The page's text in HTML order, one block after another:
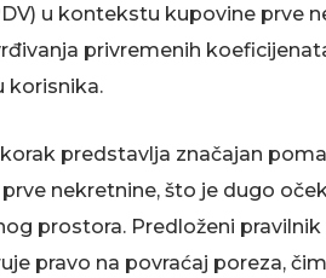
u kontekstu kupovine prve
privremenih
korisnika.
korak predstavlja značajan
nekretnine, što je dugo
prostora. Predloženi
pravo na povraćaj poreza,